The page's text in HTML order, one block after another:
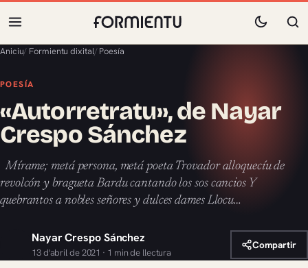
Aniciu/ Formientu dixital/ Poesía
POESÍA
«Autorretratu», de Nayar
Crespo Sánchez
Mírame; metá persona, metá poeta Trovador alloquecíu de
revolcón y bragueta Bardu cantando los sos cancios Y
quebrantos a nobles señores y dulces dames Llocu…
Nayar Crespo Sánchez
13 d'abril de 2021 · 1 min de llectura
Compartir